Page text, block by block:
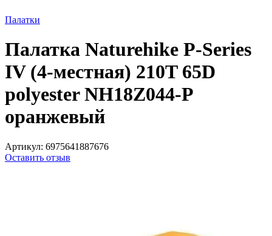
Палатки
Палатка Naturehike P-Series
IV (4-местная) 210T 65D
polyester NH18Z044-P
оранжевый
Артикул: 6975641887676
Оставить отзыв